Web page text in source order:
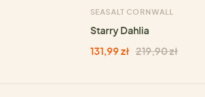
SEASALT CORNWALL
Starry Dahlia
131,99 zł 219,90 zł